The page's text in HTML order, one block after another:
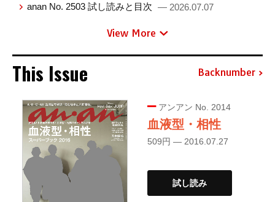
anan No. 2503 試し読みと目次 — 2026.07.07
View More
This Issue Backnumber
アンアン No. 2014
血液型・相性
509円 — 2016.07.27
試し読み